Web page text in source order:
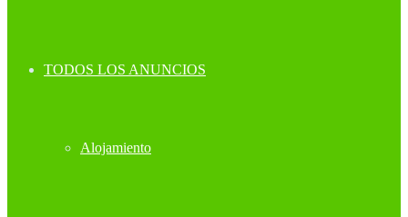
TODOS LOS ANUNCIOS
Alojamiento